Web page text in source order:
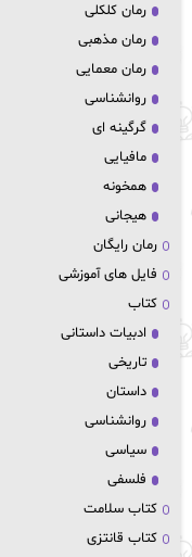
رمان کلکلی
رمان مذهبی
رمان معمایی
روانشناسی
گرگینه ای
مافیایی
همخونه
هیجانی
رمان رایگان
فایل های آموزشی
کتاب
ادبیات داستانی
تاریخی
داستان
روانشناسی
سیاسی
فلسفی
کتاب سلامت
کتاب قانتزی